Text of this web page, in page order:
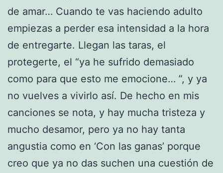
de amar… Cuando te vas haciendo adulto
empiezas a perder esa intensidad a la hora
de entregarte. Llegan las taras, el
protegerte, el “ya he sufrido demasiado
como para que esto me emocione… ”, y ya
no vuelves a vivirlo así. De hecho en mis
canciones se nota, y hay mucha tristeza y
mucho desamor, pero ya no hay tanta
angustia como en ‘Con las ganas’ porque
creo que ya no das suchen una cuestión de